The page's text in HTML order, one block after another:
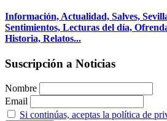
Información, Actualidad, Salves,
Sentimientos, Lecturas del día,
Historia, Relatos...
Suscripción a Noticias
Nombre
Email
Si continúas, aceptas la política de